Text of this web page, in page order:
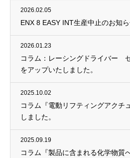
2026.02.05
ENX 8 EASY INT生産中止のお知
2026.01.23
コラム：レーシングドライバー
をアップいたしました。
2025.10.02
コラム『電動リフティングアクチ
しました。
2025.09.19
コラム『製品に含まれる化学物質